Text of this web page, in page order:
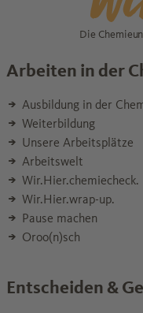
Die
Arbeiten in der
Ausbildung in der
Weiterbildung
Unsere Arbeitsplätze
Arbeitswelt
Wir.Hier.chemiecheck.
Wir.Hier.wrap-up.
Pause machen
Oroo(n)sch
Entscheiden &